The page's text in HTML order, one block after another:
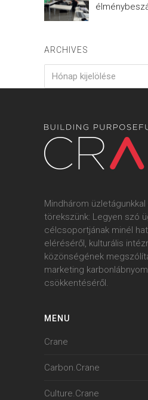
ARCHIVES
Archives
Hónap kijelölése
Mindhárom
törekszünk: Legyen szó
célcsoportjának minél
eléréséről, kulturális
közönségének
marketing
csökkentéséről.
MENU
Crane
Carbon.Crane
Culture.Crane